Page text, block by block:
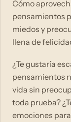
Cómo
pensamientos
miedos y
llena de
¿Te gustaría
pensamientos
vida sin
toda prueba?
emociones